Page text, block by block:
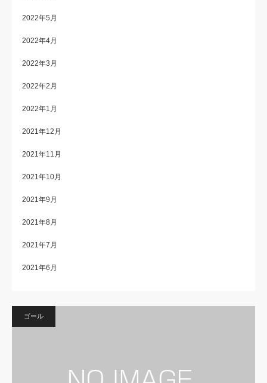
2022年5月
2022年4月
2022年3月
2022年2月
2022年1月
2021年12月
2021年11月
2021年10月
2021年9月
2021年8月
2021年7月
2021年6月
ゴール